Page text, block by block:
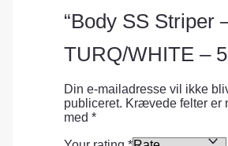
“Body SS Striper
TURQ/WHITE –
Din e-mailadresse vil ikke
publiceret. Krævede felter er
med *